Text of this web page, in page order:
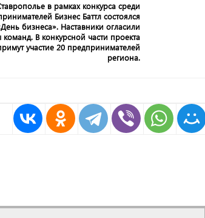
в рамках конкурса среди
Бизнес Баттл состоялся
бизнеса». Наставники огласили
команд. В конкурсной части проекта
участие 20 предпринимателей
региона.